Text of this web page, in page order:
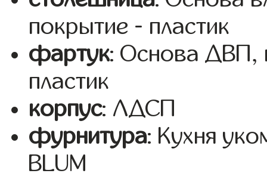
покрытие - пластик
фартук: Основа ДВП,
пластик
корпус: ЛДСП
фурнитура: Кухня
BLUM